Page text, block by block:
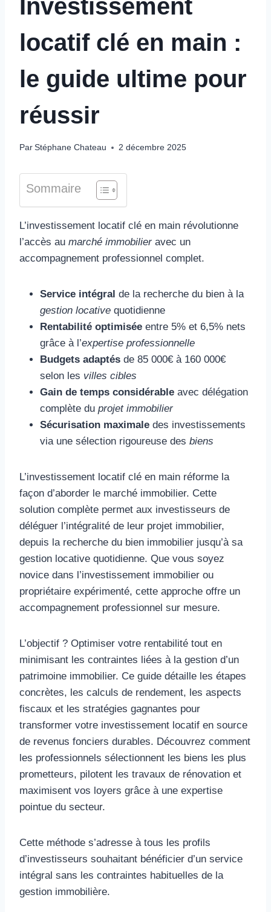
Investissement
locatif clé en main :
le guide ultime pour
réussir
Par Stéphane Chateau 2 décembre 2025
Sommaire
L’investissement locatif clé en main révolutionne
l’accès au marché immobilieravec un
accompagnement professionnel complet.
Service intégral de la recherche du bien à la
gestion locative quotidienne
Rentabilité optimisée entre 5% et 6,5% nets
grâce à l’expertise professionnelle
Budgets adaptés de 85 000€ à 160 000€
selon les villes cibles
Gain de temps considérable avec délégation
complète du projet immobilier
Sécurisation maximale des investissements
via une sélection rigoureuse des biens
L’investissement locatif clé en main réforme la
façon d’aborder le marché immobilier. Cette
solution complète permet aux investisseurs de
déléguer l’intégralité de leur projet immobilier,
depuis la recherche du bien immobilier jusqu’à sa
gestion locative quotidienne. Que vous soyez
novice dans l’investissement immobilier ou
propriétaire expérimenté, cette approche offre un
accompagnement professionnel sur mesure.
L’objectif ? Optimiser votre rentabilité tout en
minimisant les contraintes liées à la gestion d’un
patrimoine immobilier. Ce guide détaille les étapes
concrètes, les calculs de rendement, les aspects
fiscaux et les stratégies gagnantes pour
transformer votre investissement locatif en source
de revenus fonciers durables. Découvrez comment
les professionnels sélectionnent les biens les plus
prometteurs, pilotent les travaux de rénovation et
maximisent vos loyers grâce à une expertise
pointue du secteur.
Cette méthode s’adresse à tous les profils
d’investisseurs souhaitant bénéficier d’un service
intégral sans les contraintes habituelles de la
gestion immobilière.